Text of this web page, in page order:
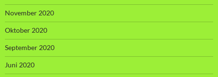
November 2020
Oktober 2020
September 2020
Juni 2020